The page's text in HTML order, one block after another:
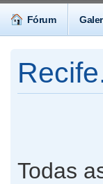
Fórum
Todas